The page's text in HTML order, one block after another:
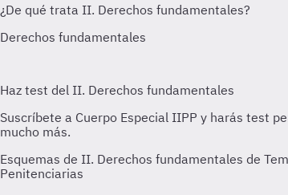
Esquemas de II. Derechos fundamentales de
Penitenciarias